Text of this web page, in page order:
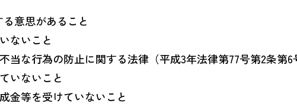
意思があること
ないこと
当な行為の防止に関する法律（平成3年法律第77号第2条第
いないこと
金等を受けていないこと